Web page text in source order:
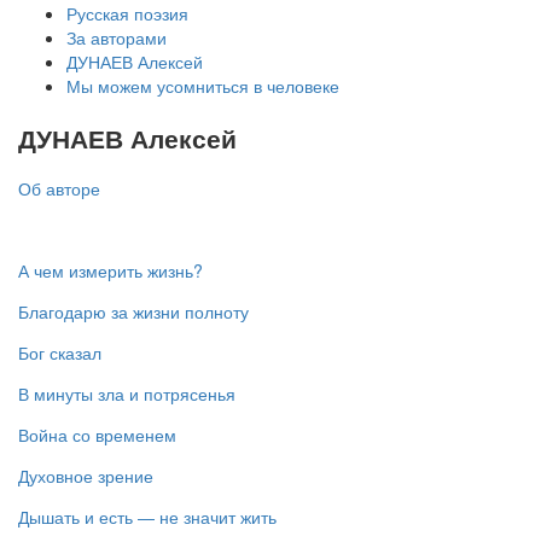
Русская поэзия
За авторами
ДУНАЕВ Алексей
Мы можем усомниться в человеке
ДУНАЕВ Алексей
Об авторе
А чем измерить жизнь?
Благодарю за жизни полноту
Бог сказал
В минуты зла и потрясенья
Война со временем
Духовное зрение
Дышать и есть — не значит жить